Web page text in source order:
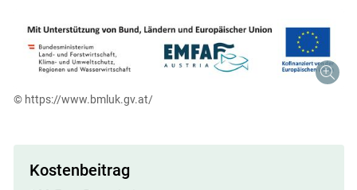
© https://www.bmluk.gv.at/
Kostenbeitrag